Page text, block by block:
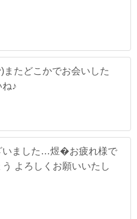
たどこかでお会いした
♪
いました…煜�お疲れ様で
よろしくお願いいたし